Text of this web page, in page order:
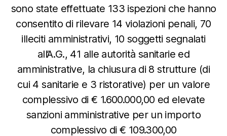
sono state effettuate 133 ispezioni che hanno
consentito di rilevare 14 violazioni penali, 70
illeciti amministrativi, 10 soggetti segnalati
all’A.G., 41 alle autorità sanitarie ed
amministrative, la chiusura di 8 strutture (di
cui 4 sanitarie e 3 ristorative) per un valore
complessivo di € 1.600.000,00 ed elevate
sanzioni amministrative per un importo
complessivo di € 109.300,00